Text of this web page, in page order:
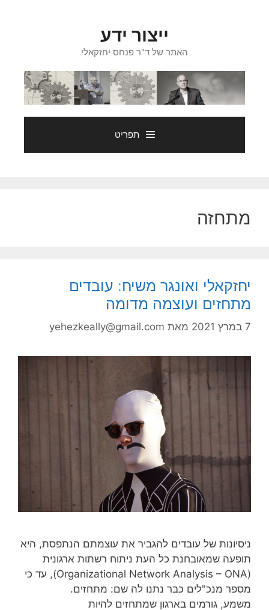
ייצור ידע
האתר של ד"ר פנחס יחזקאלי
תפריט
מתחזה
יחזקאלי ואונגר משיח: עובדים
מתחזים ועוצמה מדומה
7 במרץ 2021 מאת yehezkeally@gmail.com
ניסיונות של עובדים להגביר את עוצמתם הנתפסת, היא
תופעה שמאובחנת כל העת ניתוח רשתות ארגונית
(Organizational Network Analysis – ONA), עד כי
מספר מנכ"לים כבר נתנו לה שם: מתחזים.
משמע, גורמים בארגון שמתחזים להיות